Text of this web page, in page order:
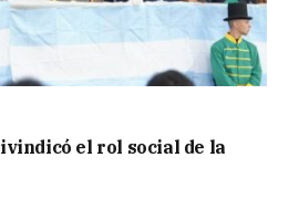
el rol social de la